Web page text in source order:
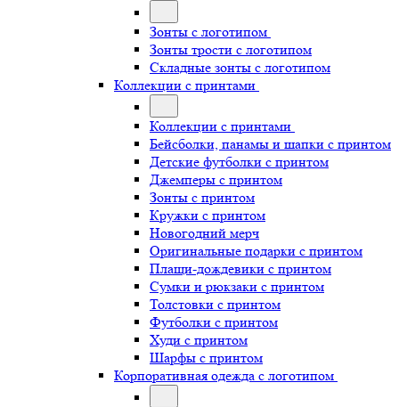
Зонты с логотипом
Зонты трости с логотипом
Складные зонты с логотипом
Коллекции с принтами
Коллекции с принтами
Бейсболки, панамы и шапки с принтом
Детские футболки с принтом
Джемперы с принтом
Зонты с принтом
Кружки с принтом
Новогодний мерч
Оригинальные подарки с принтом
Плащи-дождевики с принтом
Сумки и рюкзаки с принтом
Толстовки с принтом
Футболки с принтом
Худи с принтом
Шарфы с принтом
Корпоративная одежда с логотипом